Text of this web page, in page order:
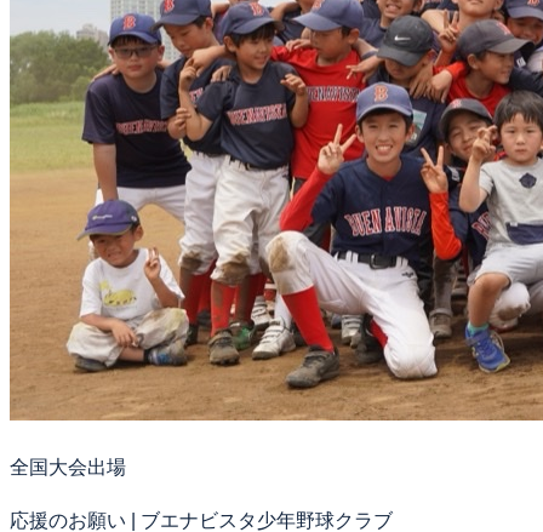
全国大会出場
応援のお願い | ブエナビスタ少年野球クラブ